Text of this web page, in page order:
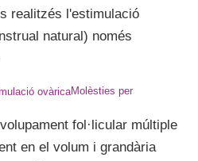
realitzés l'estimulació
natural) només
Molèsties per
fol·licular múltiple
en el volum i grandària